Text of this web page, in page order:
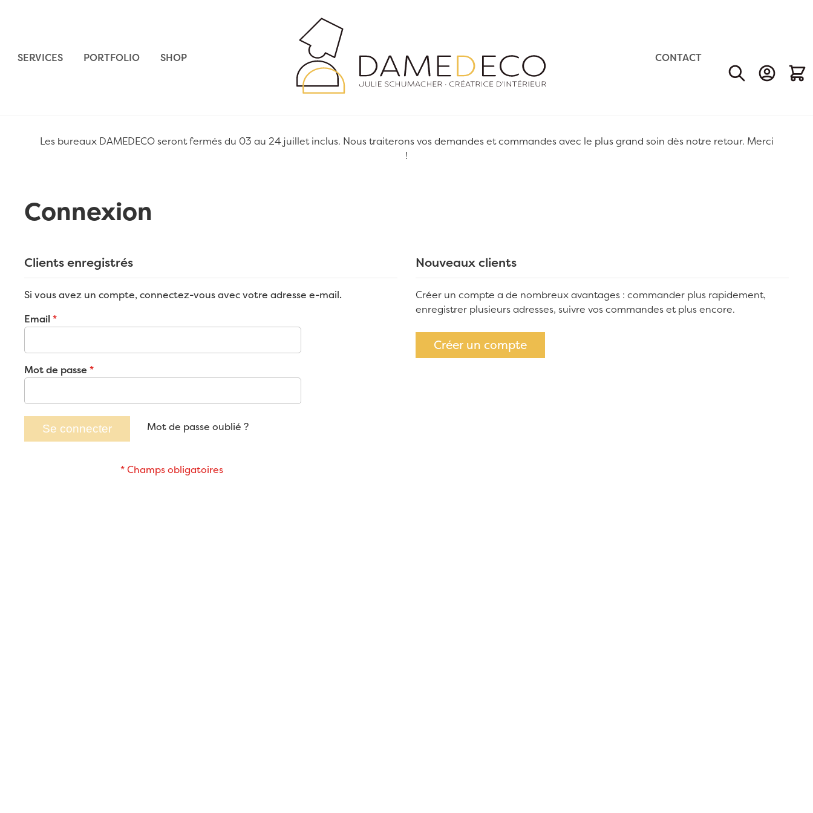
SERVICES PORTFOLIO SHOP CONTACT
Les bureaux DAMEDECO seront fermés du 03 au 24 juillet inclus. Nous traiterons vos demandes et commandes avec le plus grand soin dès notre retour. Merci
!
Connexion
Clients enregistrés
Si vous avez un compte, connectez-vous avec votre adresse e-mail.
Email
Mot de passe
Se connecter Mot de passe oublié ?
Nouveaux clients
Créer un compte a de nombreux avantages : commander plus rapidement,
enregistrer plusieurs adresses, suivre vos commandes et plus encore.
Créer un compte